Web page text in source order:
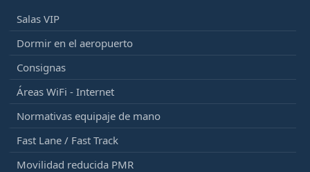
Salas VIP
Dormir en el aeropuerto
Consignas
Áreas WiFi - Internet
Normativas equipaje de mano
Fast Lane / Fast Track
Movilidad reducida PMR